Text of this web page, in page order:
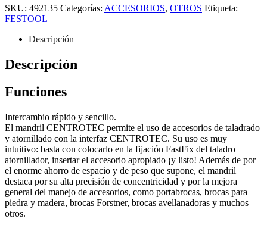
SKU: 492135 Categorías: ACCESORIOS, OTROS Etiqueta:
FESTOOL
Descripción
Descripción
Funciones
Intercambio rápido y sencillo.
El mandril CENTROTEC permite el uso de accesorios de taladrado
y atornillado con la interfaz CENTROTEC. Su uso es muy
intuitivo: basta con colocarlo en la fijación FastFix del taladro
atornillador, insertar el accesorio apropiado ¡y listo! Además de por
el enorme ahorro de espacio y de peso que supone, el mandril
destaca por su alta precisión de concentricidad y por la mejora
general del manejo de accesorios, como portabrocas, brocas para
piedra y madera, brocas Forstner, brocas avellanadoras y muchos
otros.